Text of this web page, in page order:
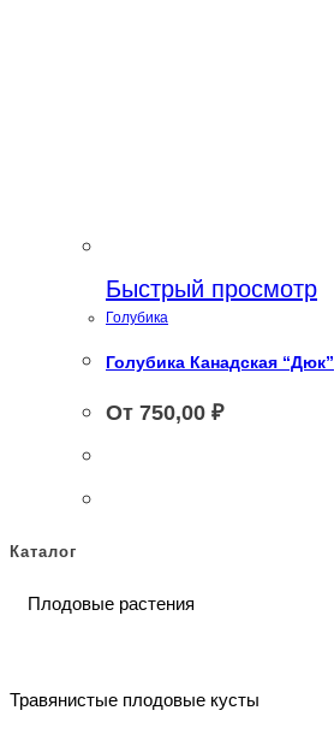
Быстрый просмотр
Голубика
Голубика Канадская “Дюк”
От 750,00 ₽
Каталог
Плодовые растения
Травянистые плодовые кусты